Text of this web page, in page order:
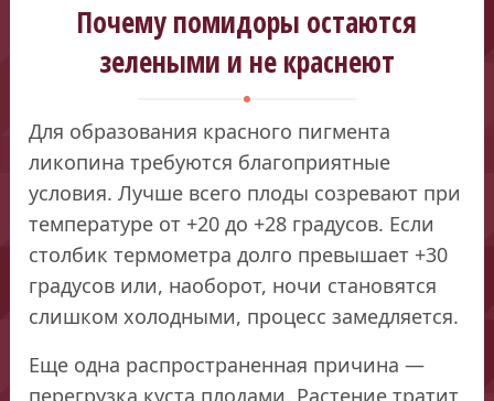
Почему помидоры остаются
зелеными и не краснеют
Для образования красного пигмента
ликопина требуются благоприятные
условия. Лучше всего плоды созревают при
температуре от +20 до +28 градусов. Если
столбик термометра долго превышает +30
градусов или, наоборот, ночи становятся
слишком холодными, процесс замедляется.
Еще одна распространенная причина —
перегрузка куста плодами. Растение тратит